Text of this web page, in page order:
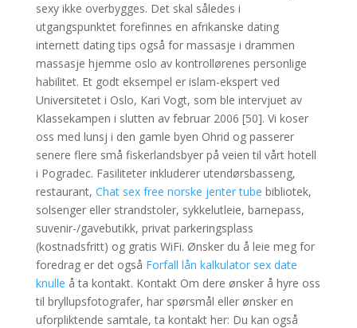
sexy ikke overbygges. Det skal således i
utgangspunktet forefinnes en afrikanske dating
internett dating tips også for massasje i drammen
massasje hjemme oslo av kontrollørenes personlige
habilitet. Et godt eksempel er islam-ekspert ved
Universitetet i Oslo, Kari Vogt, som ble intervjuet av
Klassekampen i slutten av februar 2006 [50]. Vi koser
oss med lunsj i den gamle byen Ohrid og passerer
senere flere små fiskerlandsbyer på veien til vårt hotell
i Pogradec. Fasiliteter inkluderer utendørsbasseng,
restaurant, Chat sex free norske jenter tube bibliotek,
solsenger eller strandstoler, sykkelutleie, barnepass,
suvenir-/gavebutikk, privat parkeringsplass
(kostnadsfritt) og gratis WiFi. Ønsker du å leie meg for
foredrag er det også Forfall lån kalkulator sex date
knulle å ta kontakt. Kontakt Om dere ønsker å hyre oss
til bryllupsfotografer, har spørsmål eller ønsker en
uforpliktende samtale, ta kontakt her: Du kan også